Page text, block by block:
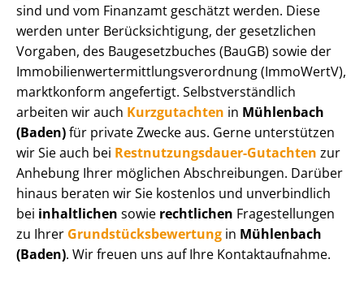
sind und vom Finanzamt geschätzt werden. Diese
werden unter Be­rück­sich­ti­gung, der gesetzlichen
Vorgaben, des Baugesetzbuches (BauGB) sowie der
Im­mo­bi­li­en­wert­ermitt­lungs­ver­ord­nung (ImmoWertV),
marktkonform angefertigt. Selbst­ver­ständ­lich
arbeiten wir auch Kurzgutachten in Mühlenbach
(Baden)für private Zwecke aus. Gerne unterstützen
wir Sie auch bei Rest­nut­zungs­dau­er-Gutachten zur
Anhebung Ihrer möglichen Abschreibungen. Darüber
hinaus beraten wir Sie kostenlos und unverbindlich
bei inhaltlichen sowie rechtlichen Fragestellungen
zu Ihrer Grund­stücks­be­wer­tung in Mühlenbach
(Baden). Wir freuen uns auf Ihre Kontaktaufnahme.